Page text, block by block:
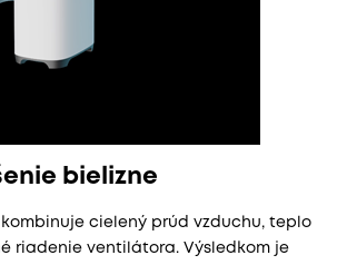
bielizne
cielený prúd vzduchu, teplo
riadenie ventilátora. Výsledkom je